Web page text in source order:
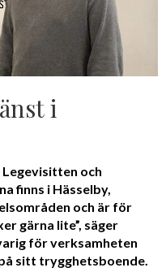
i
och
finns i Hässelby,
och är för
gärna lite”, säger
för verksamheten
sitt trygghetsboende.